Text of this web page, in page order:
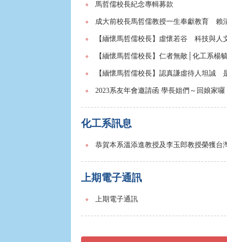
馬哲儒校長紀念專輯募款
成大前校長馬哲儒教授一生奉獻教育 賴
【緬懷馬哲儒校長】虛懷若谷 科技與人
【緬懷馬哲儒校長】仁者無敵│化工系楊
【緬懷馬哲儒校長】認真謙虛待人坦誠
2023系友年會邀請函 學長姐們～回娘家囉
化工系訊息
恭賀本系溫添進教授及李玉郎教授榮獲台
上期電子通訊
上期電子通訊